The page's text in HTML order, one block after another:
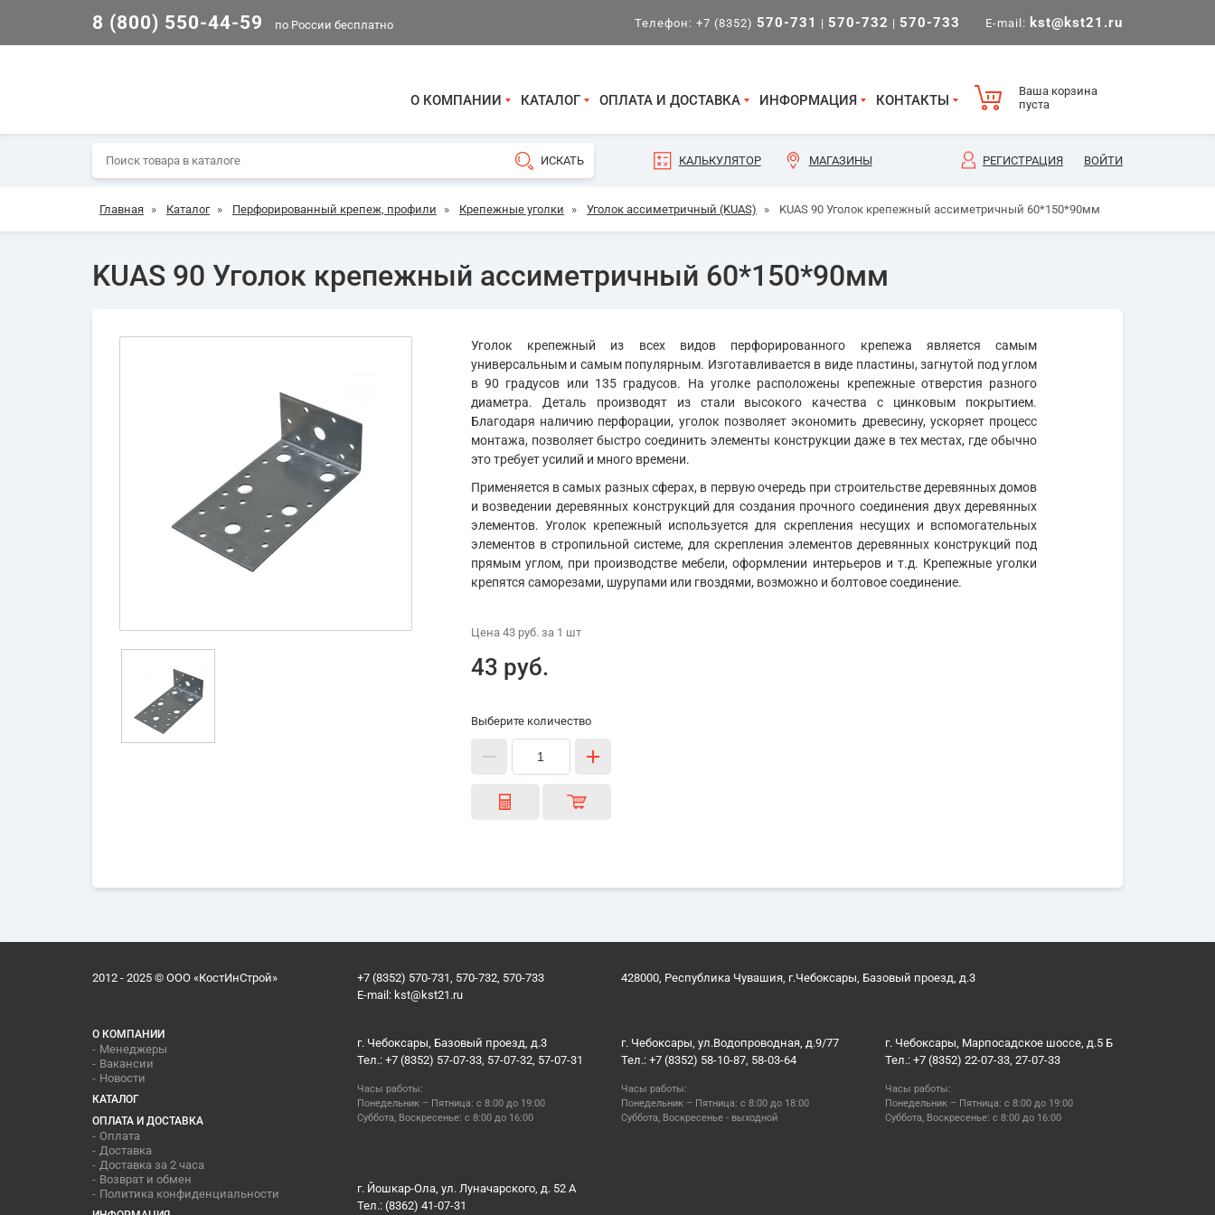
8 (800) 550-44-59 по России бесплатно Телефон: +7 (8352) 570-731 | 570-732 | 570-733 E-mail: kst@kst21.ru
О КОМПАНИИ КАТАЛОГ ОПЛАТА И ДОСТАВКА ИНФОРМАЦИЯ КОНТАКТЫ
Ваша корзина
пуста
КАЛЬКУЛЯТОР МАГАЗИНЫ РЕГИСТРАЦИЯ ВОЙТИ
Главная » Каталог » Перфорированный крепеж, профили » Крепежные уголки » Уголок ассиметричный (KUAS) » KUAS 90 Уголок крепежный ассиметричный 60*150*90мм
KUAS 90 Уголок крепежный ассиметричный 60*150*90мм
Уголок крепежный из всех видов перфорированного крепежа является самым
универсальным и самым популярным. Изготавливается в виде пластины, загнутой под углом
в 90 градусов или 135 градусов. На уголке расположены крепежные отверстия разного
диаметра. Деталь производят из стали высокого качества с цинковым покрытием.
Благодаря наличию перфорации, уголок позволяет экономить древесину, ускоряет процесс
монтажа, позволяет быстро соединить элементы конструкции даже в тех местах, где обычно
это требует усилий и много времени.
Применяется в самых разных сферах, в первую очередь при строительстве деревянных домов
и возведении деревянных конструкций для создания прочного соединения двух деревянных
элементов. Уголок крепежный используется для скрепления несущих и вспомогательных
элементов в стропильной системе, для скрепления элементов деревянных конструкций под
прямым углом, при производстве мебели, оформлении интерьеров и т.д. Крепежные уголки
крепятся саморезами, шурупами или гвоздями, возможно и болтовое соединение.
Цена 43 руб.за 1 шт
43 руб.
Выберите количество
2012 - 2025 © ООО «КостИнСтрой»
+7 (8352) 570-731, 570-732, 570-733
E-mail: kst@kst21.ru
428000, Республика Чувашия, г.Чебоксары, Базовый проезд, д.3
О КОМПАНИИ
Менеджеры
Вакансии
Новости
КАТАЛОГ
ОПЛАТА И ДОСТАВКА
Оплата
Доставка
Доставка за 2 часа
Возврат и обмен
Политика конфиденциальности
г. Чебоксары, Базовый проезд, д.3
Тел.: +7 (8352) 57-07-33, 57-07-32, 57-07-31
Часы работы:
Понедельник – Пятница: с 8:00 до 19:00
Суббота, Воскресенье: с 8:00 до 16:00
г. Чебоксары, ул.Водопроводная, д.9/77
Тел.: +7 (8352) 58-10-87, 58-03-64
Часы работы:
Понедельник – Пятница: с 8:00 до 18:00
Суббота, Воскресенье - выходной
г. Чебоксары, Марпосадское шоссе, д.5 Б
Тел.: +7 (8352) 22-07-33, 27-07-33
Часы работы:
Понедельник – Пятница: с 8:00 до 19:00
Суббота, Воскресенье: с 8:00 до 16:00
г. Йошкар-Ола, ул. Луначарского, д. 52 А
Тел.: (8362) 41-07-31